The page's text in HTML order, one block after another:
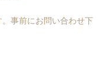
事前にお問い合わせ下